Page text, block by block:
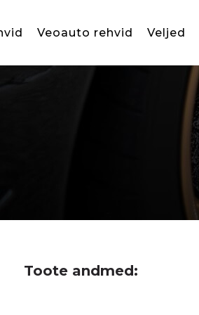
Veoauto rehvid Veljed
Toote andmed: